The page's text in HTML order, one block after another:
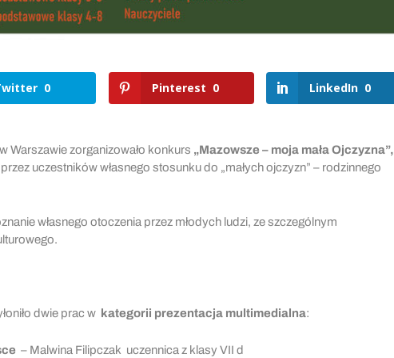
0 Pinterest 0 LinkedIn 0
Warszawie zorganizowało konkurs „Mazowsze – moja mała Ojczyzna”,
uczestników własnego stosunku do „małych ojczyzn” – rodzinnego
własnego otoczenia przez młodych ludzi, ze szczególnym
dwie prac w kategorii prezentacja multimedialna:
– Malwina Filipczak uczennica z klasy VII d